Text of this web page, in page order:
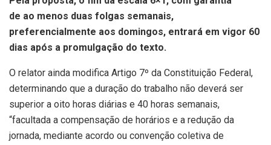
de ao menos duas folgas semanais,
preferencialmente aos domingos, entrará em vigor 60
dias após a promulgação do texto.
O relator ainda modifica Artigo 7º da Constituição Federal,
determinando que a duração do trabalho não deverá ser
superior a oito horas diárias e 40 horas semanais,
“facultada a compensação de horários e a redução da
jornada, mediante acordo ou convenção coletiva de